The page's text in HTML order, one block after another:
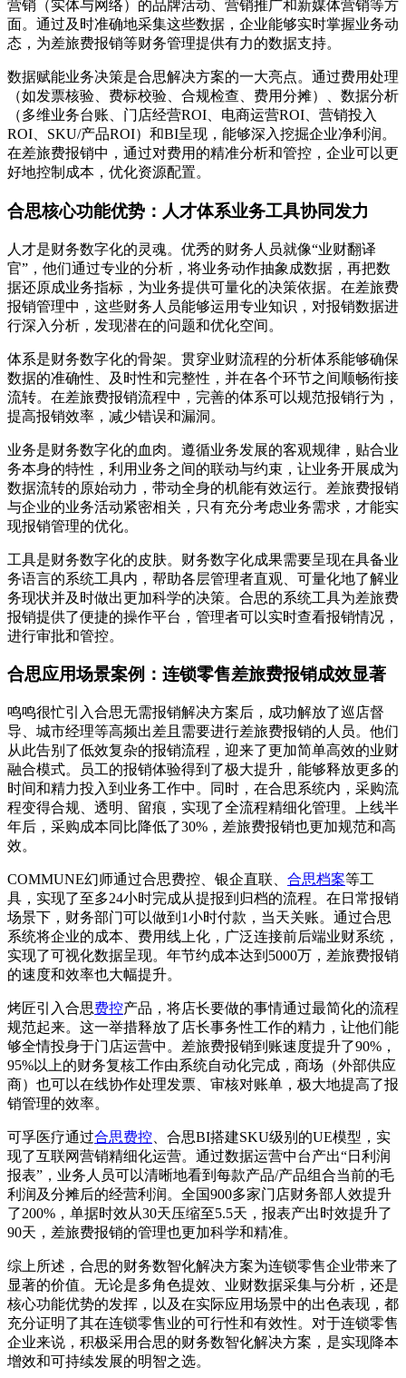
营销（实体与网络）的品牌活动、营销推广和新媒体营销等方
面。通过及时准确地采集这些数据，企业能够实时掌握业务动
态，为差旅费报销等财务管理提供有力的数据支持。
数据赋能业务决策是合思解决方案的一大亮点。通过费用处理
（如发票核验、费标校验、合规检查、费用分摊）、数据分析
（多维业务台账、门店经营ROI、电商运营ROI、营销投入
ROI、SKU/产品ROI）和BI呈现，能够深入挖掘企业净利润。
在差旅费报销中，通过对费用的精准分析和管控，企业可以更
好地控制成本，优化资源配置。
合思核心功能优势：人才体系业务工具协同发力
人才是财务数字化的灵魂。优秀的财务人员就像“业财翻译
官”，他们通过专业的分析，将业务动作抽象成数据，再把数
据还原成业务指标，为业务提供可量化的决策依据。在差旅费
报销管理中，这些财务人员能够运用专业知识，对报销数据进
行深入分析，发现潜在的问题和优化空间。
体系是财务数字化的骨架。贯穿业财流程的分析体系能够确保
数据的准确性、及时性和完整性，并在各个环节之间顺畅衔接
流转。在差旅费报销流程中，完善的体系可以规范报销行为，
提高报销效率，减少错误和漏洞。
业务是财务数字化的血肉。遵循业务发展的客观规律，贴合业
务本身的特性，利用业务之间的联动与约束，让业务开展成为
数据流转的原始动力，带动全身的机能有效运行。差旅费报销
与企业的业务活动紧密相关，只有充分考虑业务需求，才能实
现报销管理的优化。
工具是财务数字化的皮肤。财务数字化成果需要呈现在具备业
务语言的系统工具内，帮助各层管理者直观、可量化地了解业
务现状并及时做出更加科学的决策。合思的系统工具为差旅费
报销提供了便捷的操作平台，管理者可以实时查看报销情况，
进行审批和管控。
合思应用场景案例：连锁零售差旅费报销成效显著
鸣鸣很忙引入合思无需报销解决方案后，成功解放了巡店督
导、城市经理等高频出差且需要进行差旅费报销的人员。他们
从此告别了低效复杂的报销流程，迎来了更加简单高效的业财
融合模式。员工的报销体验得到了极大提升，能够释放更多的
时间和精力投入到业务工作中。同时，在合思系统内，采购流
程变得合规、透明、留痕，实现了全流程精细化管理。上线半
年后，采购成本同比降低了30%，差旅费报销也更加规范和高
效。
COMMUNE幻师通过合思费控、银企直联、 合思档案等工
具，实现了至多24小时完成从提报到归档的流程。在日常报销
场景下，财务部门可以做到1小时付款，当天关账。通过合思
系统将企业的成本、费用线上化，广泛连接前后端业财系统，
实现了可视化数据呈现。年节约成本达到5000万，差旅费报销
的速度和效率也大幅提升。
烤匠引入合思费控产品，将店长要做的事情通过最简化的流程
规范起来。这一举措释放了店长事务性工作的精力，让他们能
够全情投身于门店运营中。差旅费报销到账速度提升了90%，
95%以上的财务复核工作由系统自动化完成，商场（外部供应
商）也可以在线协作处理发票、审核对账单，极大地提高了报
销管理的效率。
可孚医疗通过合思费控 、合思BI搭建SKU级别的UE模型，实
现了互联网营销精细化运营。通过数据运营中台产出“日利润
报表”，业务人员可以清晰地看到每款产品/产品组合当前的毛
利润及分摊后的经营利润。全国900多家门店财务部人效提升
了200%，单据时效从30天压缩至5.5天，报表产出时效提升了
90天，差旅费报销的管理也更加科学和精准。
综上所述，合思的财务数智化解决方案为连锁零售企业带来了
显著的价值。无论是多角色提效、业财数据采集与分析，还是
核心功能优势的发挥，以及在实际应用场景中的出色表现，都
充分证明了其在连锁零售业的可行性和有效性。对于连锁零售
企业来说，积极采用合思的财务数智化解决方案，是实现降本
增效和可持续发展的明智之选。